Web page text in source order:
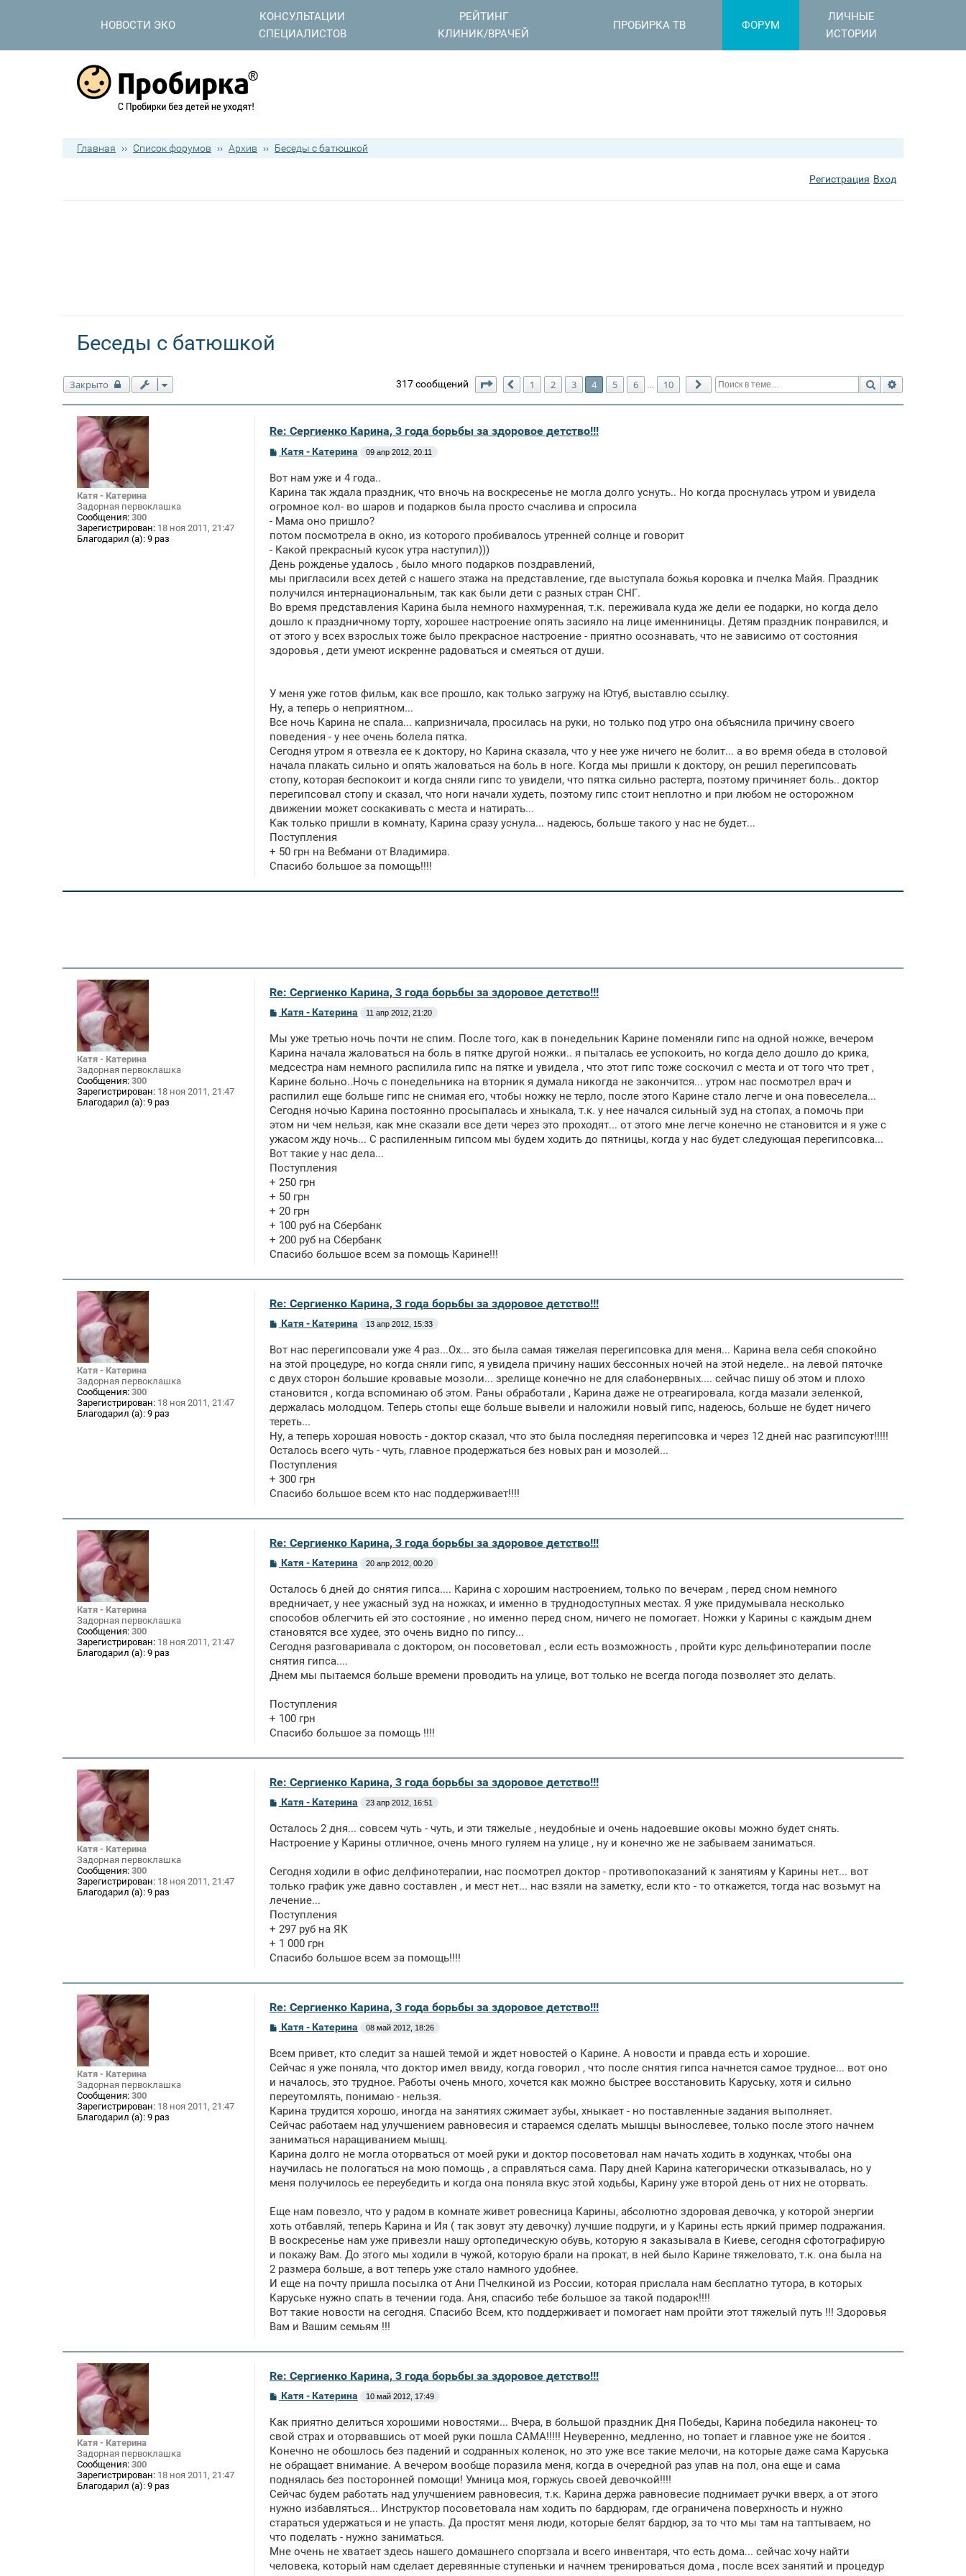
НОВОСТИ ЭКО
КОНСУЛЬТАЦИИ
СПЕЦИАЛИСТОВ
РЕЙТИНГ
КЛИНИК/ВРАЧЕЙ
ПРОБИРКА ТВ ФОРУМ
ЛИЧНЫЕ
ИСТОРИИ
Главная ›› Список форумов ›› Архив ›› Беседы с батюшкой
Регистрация Вход
Беседы с батюшкой
Закрыто Поиск
317 сообщений Страница из
Пред.
1 2 3 4 5 6 … 10 След.
Катя - Катерина
Задорная первоклашка
Сообщения: 300
Зарегистрирован: 18 ноя 2011, 21:47
Благодарил (а): 9 раз
Re: Сергиенко Карина, 3 года борьбы за здоровое детство!!!
С
б
щ
н
и
Катя - Катерина 09 апр 2012, 20:11
Вот нам уже и 4 года..
Карина так ждала праздник, что вночь на воскресенье не могла долго уснуть.. Но когда проснулась утром и увидела
огромное кол- во шаров и подарков была просто счаслива и спросила
- Мама оно пришло?
потом посмотрела в окно, из которого пробивалось утренней солнце и говорит
- Какой прекрасный кусок утра наступил)))
День рожденье удалось , было много подарков поздравлений,
мы пригласили всех детей с нашего этажа на представление, где выступала божья коровка и пчелка Майя. Праздник
получился интернациональным, так как были дети с разных стран СНГ.
Во время представления Карина была немного нахмуренная, т.к. переживала куда же дели ее подарки, но когда дело
дошло к праздничному торту, хорошее настроение опять засияло на лице именниницы. Детям праздник понравился, и
от этого у всех взрослых тоже было прекрасное настроение - приятно осознавать, что не зависимо от состояния
здоровья , дети умеют искренне радоваться и смеяться от души.
У меня уже готов фильм, как все прошло, как только загружу на Ютуб, выставлю ссылку.
Ну, а теперь о неприятном...
Все ночь Карина не спала... капризничала, просилась на руки, но только под утро она объяснила причину своего
поведения - у нее очень болела пятка.
Сегодня утром я отвезла ее к доктору, но Карина сказала, что у нее уже ничего не болит... а во время обеда в столовой
начала плакать сильно и опять жаловаться на боль в ноге. Когда мы пришли к доктору, он решил перегипсовать
стопу, которая беспокоит и когда сняли гипс то увидели, что пятка сильно растерта, поэтому причиняет боль.. доктор
перегипсовал стопу и сказал, что ноги начали худеть, поэтому гипс стоит неплотно и при любом не осторожном
движении может соскакивать с места и натирать...
Как только пришли в комнату, Карина сразу уснула... надеюсь, больше такого у нас не будет...
Поступления
+ 50 грн на Вебмани от Владимира.
Спасибо большое за помощь!!!!
Катя - Катерина
Задорная первоклашка
Сообщения: 300
Зарегистрирован: 18 ноя 2011, 21:47
Благодарил (а): 9 раз
Re: Сергиенко Карина, 3 года борьбы за здоровое детство!!!
С
б
щ
н
и
Катя - Катерина 11 апр 2012, 21:20
Мы уже третью ночь почти не спим. После того, как в понедельник Карине поменяли гипс на одной ножке, вечером
Карина начала жаловаться на боль в пятке другой ножки.. я пыталась ее успокоить, но когда дело дошло до крика,
медсестра нам немного распилила гипс на пятке и увидела , что этот гипс тоже соскочил с места и от того что трет ,
Карине больно..Ночь с понедельника на вторник я думала никогда не закончится... утром нас посмотрел врач и
распилил еще больше гипс не снимая его, чтобы ножку не терло, после этого Карине стало легче и она повеселела...
Сегодня ночью Карина постоянно просыпалась и хныкала, т.к. у нее начался сильный зуд на стопах, а помочь при
этом ни чем нельзя, как мне сказали все дети через это проходят... от этого мне легче конечно не становится и я уже с
ужасом жду ночь... С распиленным гипсом мы будем ходить до пятницы, когда у нас будет следующая перегипсовка...
Вот такие у нас дела...
Поступления
+ 250 грн
+ 50 грн
+ 20 грн
+ 100 руб на Сбербанк
+ 200 руб на Сбербанк
Спасибо большое всем за помощь Карине!!!
Катя - Катерина
Задорная первоклашка
Сообщения: 300
Зарегистрирован: 18 ноя 2011, 21:47
Благодарил (а): 9 раз
Re: Сергиенко Карина, 3 года борьбы за здоровое детство!!!
С
б
щ
н
и
Катя - Катерина 13 апр 2012, 15:33
Вот нас перегипсовали уже 4 раз...Ох... это была самая тяжелая перегипсовка для меня... Карина вела себя спокойно
на этой процедуре, но когда сняли гипс, я увидела причину наших бессонных ночей на этой неделе.. на левой пяточке
с двух сторон большие кровавые мозоли... зрелище конечно не для слабонервных.... сейчас пишу об этом и плохо
становится , когда вспоминаю об этом. Раны обработали , Карина даже не отреагировала, когда мазали зеленкой,
держалась молодцом. Теперь стопы еще больше вывели и наложили новый гипс, надеюсь, больше не будет ничего
тереть...
Ну, а теперь хорошая новость - доктор сказал, что это была последняя перегипсовка и через 12 дней нас разгипсуют!!!!!
Осталось всего чуть - чуть, главное продержаться без новых ран и мозолей...
Поступления
+ 300 грн
Спасибо большое всем кто нас поддерживает!!!!
Катя - Катерина
Задорная первоклашка
Сообщения: 300
Зарегистрирован: 18 ноя 2011, 21:47
Благодарил (а): 9 раз
Re: Сергиенко Карина, 3 года борьбы за здоровое детство!!!
С
б
щ
е
н
и
Катя - Катерина 20 апр 2012, 00:20
Осталось 6 дней до снятия гипса.... Карина с хорошим настроением, только по вечерам , перед сном немного
вредничает, у нее ужасный зуд на ножках, и именно в труднодоступных местах. Я уже придумывала несколько
способов облегчить ей это состояние , но именно перед сном, ничего не помогает. Ножки у Карины с каждым днем
становятся все худее, это очень видно по гипсу...
Сегодня разговаривала с доктором, он посоветовал , если есть возможность , пройти курс дельфинотерапии после
снятия гипса....
Днем мы пытаемся больше времени проводить на улице, вот только не всегда погода позволяет это делать.
Поступления
+ 100 грн
Спасибо большое за помощь !!!!
Катя - Катерина
Задорная первоклашка
Сообщения: 300
Зарегистрирован: 18 ноя 2011, 21:47
Благодарил (а): 9 раз
Re: Сергиенко Карина, 3 года борьбы за здоровое детство!!!
С
б
щ
и
Катя - Катерина 23 апр 2012, 16:51
Осталось 2 дня... совсем чуть - чуть, и эти тяжелые , неудобные и очень надоевшие оковы можно будет снять.
Настроение у Карины отличное, очень много гуляем на улице , ну и конечно же не забываем заниматься.
Сегодня ходили в офис делфинотерапии, нас посмотрел доктор - противопоказаний к занятиям у Карины нет... вот
только график уже давно составлен , и мест нет... нас взяли на заметку, если кто - то откажется, тогда нас возьмут на
лечение...
Поступления
+ 297 руб на ЯК
+ 1 000 грн
Спасибо большое всем за помощь!!!!
Катя - Катерина
Задорная первоклашка
Сообщения: 300
Зарегистрирован: 18 ноя 2011, 21:47
Благодарил (а): 9 раз
Re: Сергиенко Карина, 3 года борьбы за здоровое детство!!!
С
б
щ
н
и
Катя - Катерина 08 май 2012, 18:26
Всем привет, кто следит за нашей темой и ждет новостей о Карине. А новости и правда есть и хорошие.
Сейчас я уже поняла, что доктор имел ввиду, когда говорил , что после снятия гипса начнется самое трудное... вот оно
и началось, это трудное. Работы очень много, хочется как можно быстрее восстановить Каруську, хотя и сильно
переутомлять, понимаю - нельзя.
Карина трудится хорошо, иногда на занятиях сжимает зубы, хныкает - но поставленные задания выполняет.
Сейчас работаем над улучшением равновесия и стараемся сделать мышцы вынослевее, только после этого начнем
заниматься наращиванием мышц.
Карина долго не могла оторваться от моей руки и доктор посоветовал нам начать ходить в ходунках, чтобы она
научилась не пологаться на мою помощь , а справляться сама. Пару дней Карина категорически отказывалась, но у
меня получилось ее переубедить и когда она поняла вкус этой ходьбы, Карину уже второй день от них не оторвать.
Еще нам повезло, что у радом в комнате живет ровесница Карины, абсолютно здоровая девочка, у которой энергии
хоть отбавляй, теперь Карина и Ия ( так зовут эту девочку) лучшие подруги, и у Карины есть яркий пример подражания.
В воскресенье нам уже привезли нашу ортопедическую обувь, которую я заказывала в Киеве, сегодня сфотографирую
и покажу Вам. До этого мы ходили в чужой, которую брали на прокат, в ней было Карине тяжеловато, т.к. она была на
2 размера больше, а вот теперь уже стало намного удобнее.
И еще на почту пришла посылка от Ани Пчелкиной из России, которая прислала нам бесплатно тутора, в которых
Каруське нужно спать в течении года. Аня, спасибо тебе большое за такой подарок!!!!
Вот такие новости на сегодня. Спасибо Всем, кто поддерживает и помогает нам пройти этот тяжелый путь !!! Здоровья
Вам и Вашим семьям !!!
Катя - Катерина
Задорная первоклашка
Сообщения: 300
Зарегистрирован: 18 ноя 2011, 21:47
Благодарил (а): 9 раз
Re: Сергиенко Карина, 3 года борьбы за здоровое детство!!!
С
б
щ
н
и
Катя - Катерина 10 май 2012, 17:49
Как приятно делиться хорошими новостями... Вчера, в большой праздник Дня Победы, Карина победила наконец- то
свой страх и оторвавшись от моей руки пошла САМА!!!!! Неуверенно, медленно, но топает и главное уже не боится .
Конечно не обошлось без падений и содранных коленок, но это уже все такие мелочи, на которые даже сама Каруська
не обращает внимание. А вечером вообще поразила меня, когда в очередной раз упав на пол, она еще и сама
поднялась без посторонней помощи! Умница моя, горжусь своей девочкой!!!!
Сейчас будем работать над улучшением равновесия, т.к. Карина держа равновесие поднимает ручки вверх, а от этого
нужно избавляться... Инструктор посоветовала нам ходить по бардюрам, где ограничена поверхность и нужно
стараться удержаться и не упасть. Да простят меня люди, которые белят бардюр, за то что мы там на таптываем, но
что поделать - нужно заниматься.
Мне очень не хватает здесь нашего домашнего спортзала и всего инвентаря, что есть дома... сейчас хочу найти
человека, который нам сделает деревянные ступеньки и начнем тренироваться дома , после всех занятий и процедур